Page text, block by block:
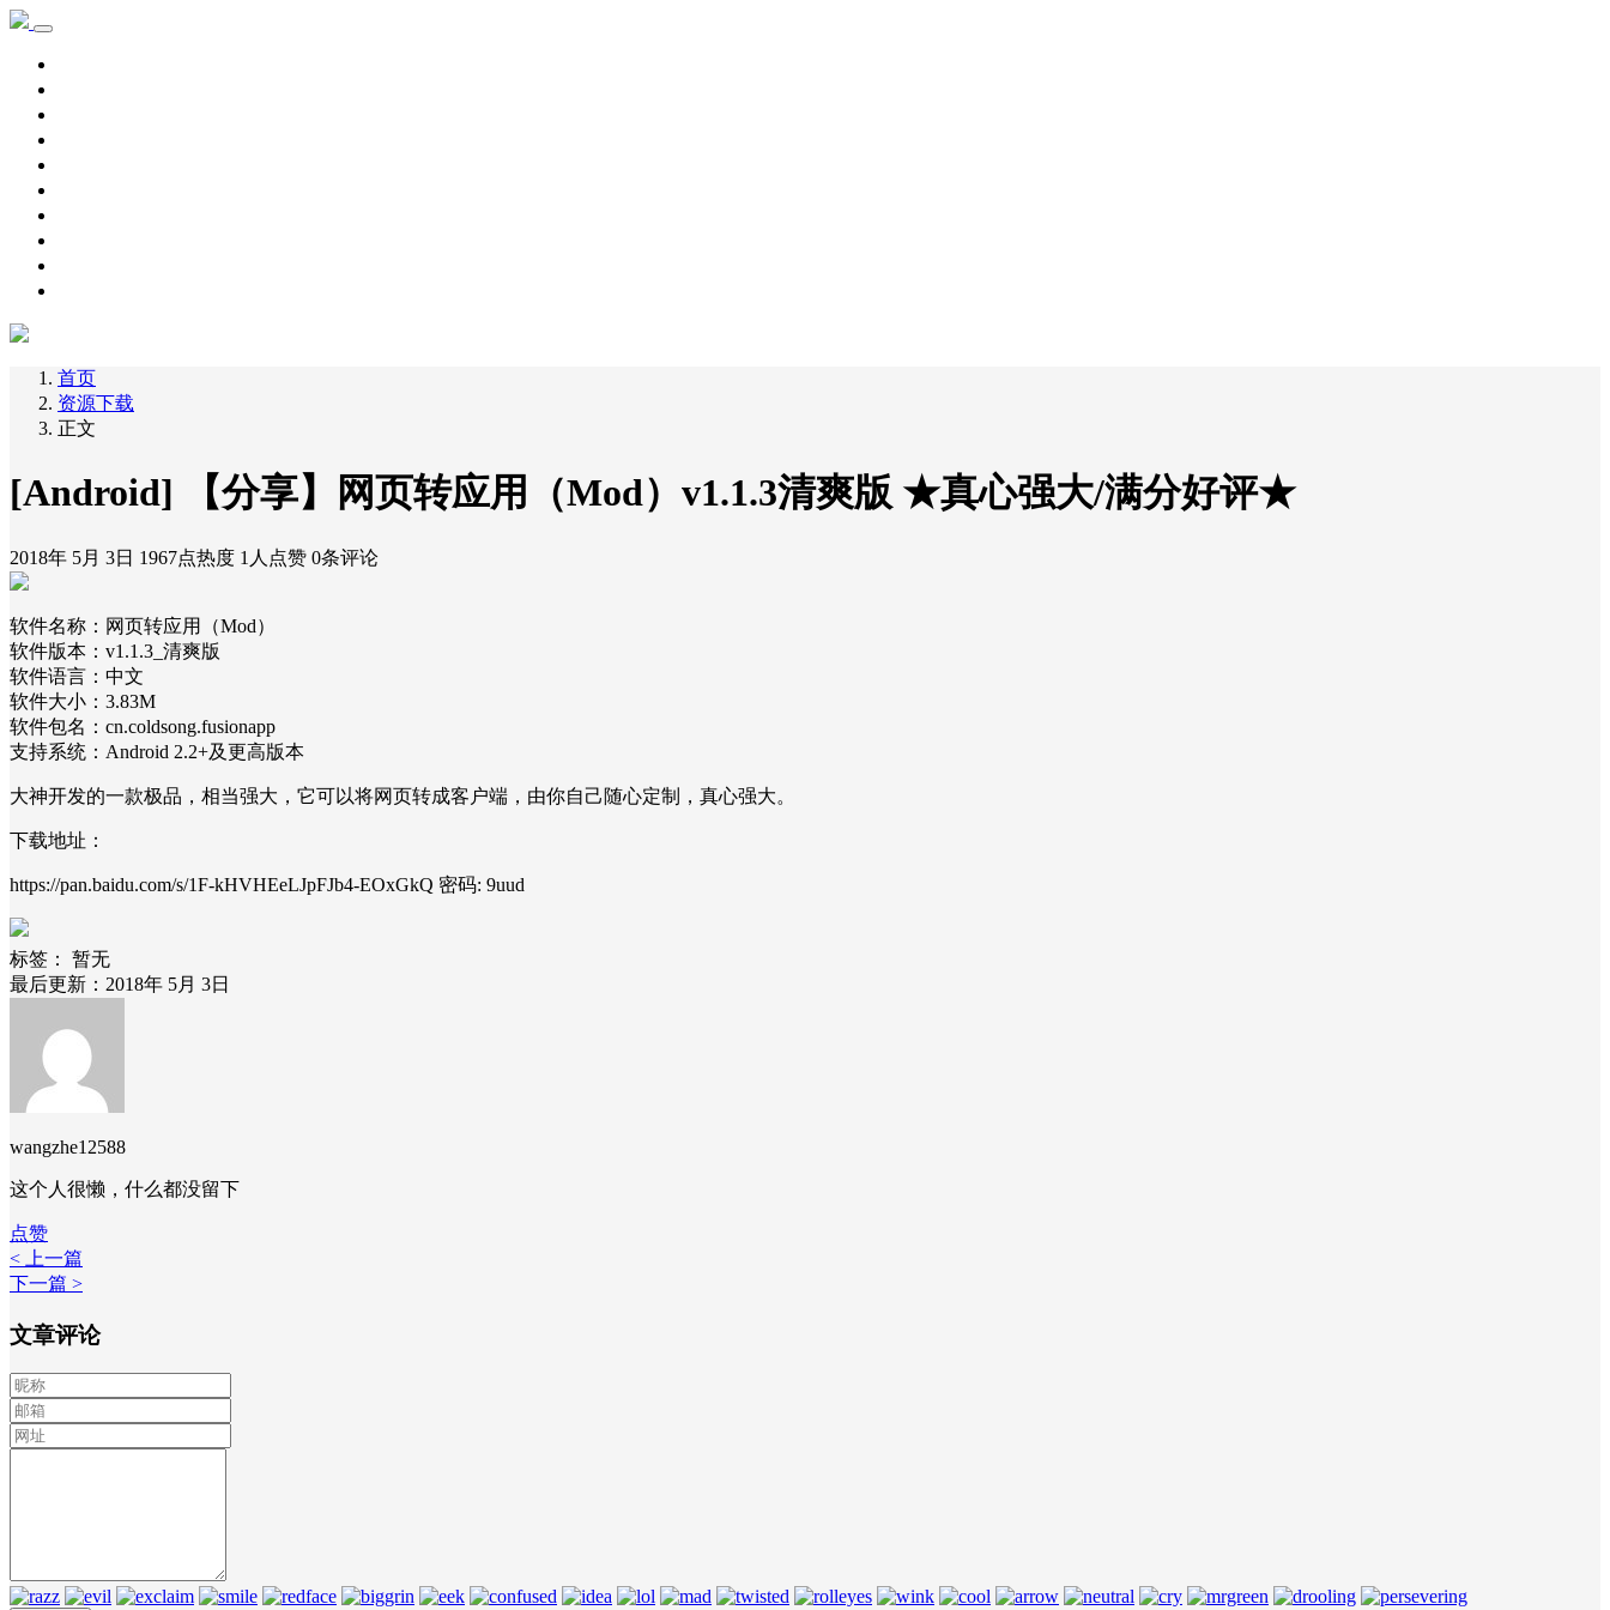
首页
资源下载
正文
[Android] 【分享】网页转应用（Mod）v1.1.3清爽版 ★真心强大/满分好评★
2018年 5月 3日 1967点热度 1人点赞 0条评论
软件名称：网页转应用（Mod）
软件版本：v1.1.3_清爽版
软件语言：中文
软件大小：3.83M
软件包名：cn.coldsong.fusionapp
支持系统：Android 2.2+及更高版本
大神开发的一款极品，相当强大，它可以将网页转成客户端，由你自己随心定制，真心强大。
下载地址：
https://pan.baidu.com/s/1F-kHVHEeLJpFJb4-EOxGkQ 密码: 9uud
标签：
暂无
最后更新：2018年 5月 3日
wangzhe12588
这个人很懒，什么都没留下
点赞
< 上一篇
下一篇 >
文章评论